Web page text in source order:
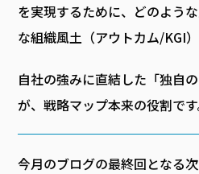
を実現するために、どのよう
な組織風土（アウトカム/KGI）
自社の強みに直結した「独自
が、戦略マップ本来の役割です
今月のブログの最終回となる次